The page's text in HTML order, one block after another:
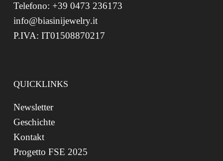
Telefono: +39 0473 236173
info@biasinijewelry.it
P.IVA: IT01508870217
QUICKLINKS
Newsletter
Geschichte
Kontakt
Progetto FSE 2025